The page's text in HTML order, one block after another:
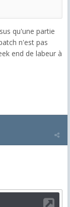
qu'une partie
n'est pas
end de labeur à